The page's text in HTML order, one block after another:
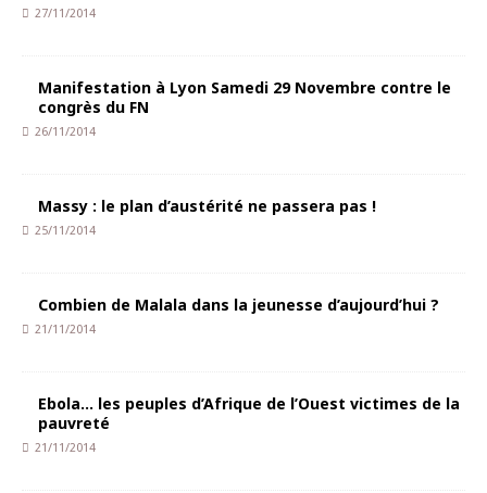
27/11/2014
Manifestation à Lyon Samedi 29 Novembre contre le
congrès du FN
26/11/2014
Massy : le plan d’austérité ne passera pas !
25/11/2014
Combien de Malala dans la jeunesse d’aujourd’hui ?
21/11/2014
Ebola… les peuples d’Afrique de l’Ouest victimes de la
pauvreté
21/11/2014